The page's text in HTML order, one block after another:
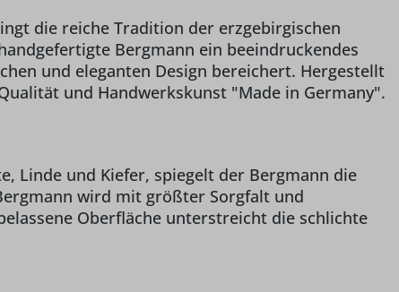
die reiche Tradition der erzgebirgischen
Bergmann ein beeindruckendes
und eleganten Design bereichert. Hergestellt
und Handwerkskunst "Made in Germany".
Linde und Kiefer, spiegelt der Bergmann die
wird mit größter Sorgfalt und
Oberfläche unterstreicht die schlichte